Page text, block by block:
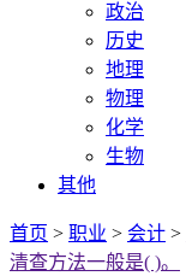
政治
历史
地理
物理
化学
生物
其他
首页 > 职业 > 会计 >
清查方法一般是( )。